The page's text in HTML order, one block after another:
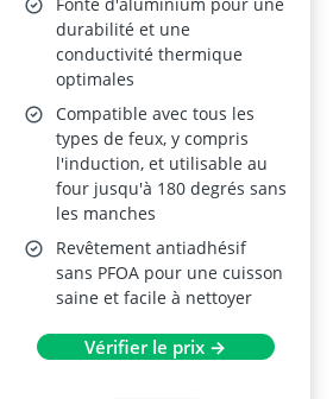
durabilité et une
conductivité thermique
optimales
Compatible avec tous les
types de feux, y compris
l'induction, et utilisable au
four jusqu'à 180 degrés sans
les manches
Revêtement antiadhésif
sans PFOA pour une cuisson
saine et facile à nettoyer
Vérifier le prix →